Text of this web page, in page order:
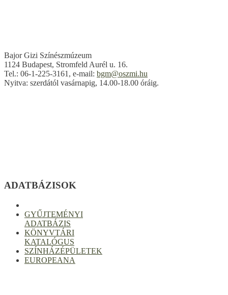
Bajor Gizi Színészmúzeum
1124 Budapest, Stromfeld Aurél u. 16.
Tel.: 06-1-225-3161, e-mail: bgm@oszmi.hu
Nyitva: szerdától vasárnapig, 14.00-18.00 óráig.
ADATBÁZISOK
GYŰJTEMÉNYI
ADATBÁZIS
KÖNYVTÁRI
KATALÓGUS
SZÍNHÁZÉPÜLETEK
EUROPEANA